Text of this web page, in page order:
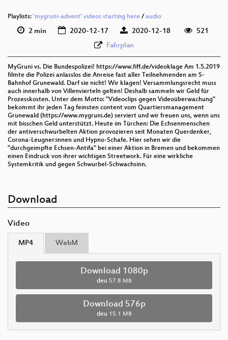
Playlists: 'mygruni-advent' videos starting here / audio
2 min 2020-12-17 2020-12-18
521
Fahrplan
MyGruni vs. Die Bundespolizei! https://www.fiff.de/videoklage Am 1.5.2019
filmte die Polizei anlasslos die Anreise fast aller Teilnehmenden am S-
Bahnhof Grunewald. Darf sie nicht! Wir klagen! Versammlungsrecht muss
auch innerhalb von Villenvierteln gelten! Deshalb sammeln wir Geld für
Prozesskosten. Unter dem Motto: "Videoclips gegen Videoüberwachung"
bekommt ihr jeden Tag feinsten content vom Quartiersmanagement
Grunewald (https://www.mygruni.de) serviert und wir freuen uns, wenn uns
mit bisschen Geld unterstützt. Heute im Türchen: Die Echsenmenschen
der antiverschwurbelten Aktion provozieren seit Monaten Querdenker,
Corona-Leugner:innen und Hypno-Schafe. Hier sehen wir die
"durchgeimpfte Echsen-Antifa" bei einer Aktion in Bremen und bekommen
einen Eindruck von ihrer wichtigen Streetwork. Für eine wirkliche
Systemkritik und gegen Schwurbel-Schwachsinn.
Download
Video
MP4 WebM
Download 1080p
deu 57.8 MB
Download 576p
deu 15.1 MB